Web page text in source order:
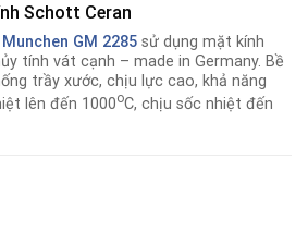
Schott Ceran
Munchen GM 2285 sử dụng mặt kính
tính vát cạnh – made in Germany. Bề
trầy xước, chịu lực cao, khả năng
lên đến 1000oC, chịu sốc nhiệt đến